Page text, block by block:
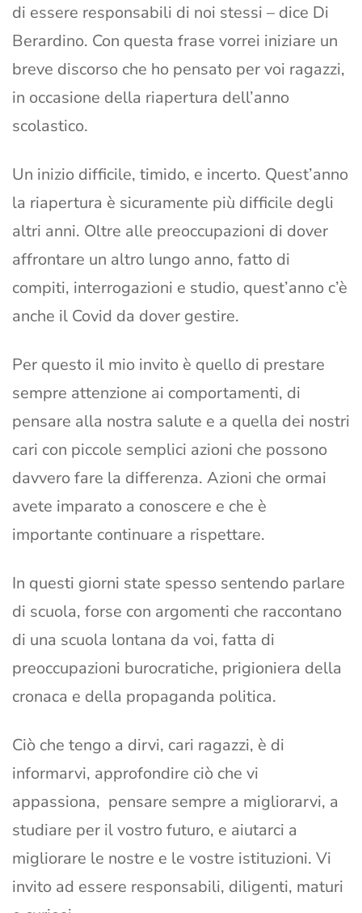
di essere responsabili di noi stessi – dice Di
Berardino. Con questa frase vorrei iniziare un
breve discorso che ho pensato per voi ragazzi,
in occasione della riapertura dell’anno
scolastico.
Un inizio difficile, timido, e incerto. Quest’anno
la riapertura è sicuramente più difficile degli
altri anni. Oltre alle preoccupazioni di dover
affrontare un altro lungo anno, fatto di
compiti, interrogazioni e studio, quest’anno c’è
anche il Covid da dover gestire.
Per questo il mio invito è quello di prestare
sempre attenzione ai comportamenti, di
pensare alla nostra salute e a quella dei nostri
cari con piccole semplici azioni che possono
davvero fare la differenza. Azioni che ormai
avete imparato a conoscere e che è
importante continuare a rispettare.
In questi giorni state spesso sentendo parlare
di scuola, forse con argomenti che raccontano
di una scuola lontana da voi, fatta di
preoccupazioni burocratiche, prigioniera della
cronaca e della propaganda politica.
Ciò che tengo a dirvi, cari ragazzi, è di
informarvi, approfondire ciò che vi
appassiona, pensare sempre a migliorarvi, a
studiare per il vostro futuro, e aiutarci a
migliorare le nostre e le vostre istituzioni. Vi
invito ad essere responsabili, diligenti, maturi